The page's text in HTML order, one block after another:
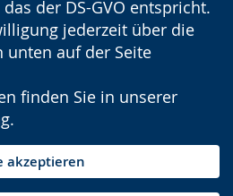
der DS-GVO entspricht.
jederzeit über die
unten auf der Seite
finden Sie in unserer
.
akzeptieren